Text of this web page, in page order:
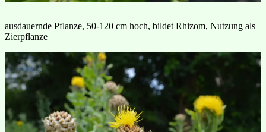
ausdauernde Pflanze, 50-120 cm hoch, bildet Rhizom, Nutzung als
Zierpflanze